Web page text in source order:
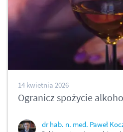
14 kwietnia 2026
Ogranicz spożycie
dr hab. n. med. Paweł